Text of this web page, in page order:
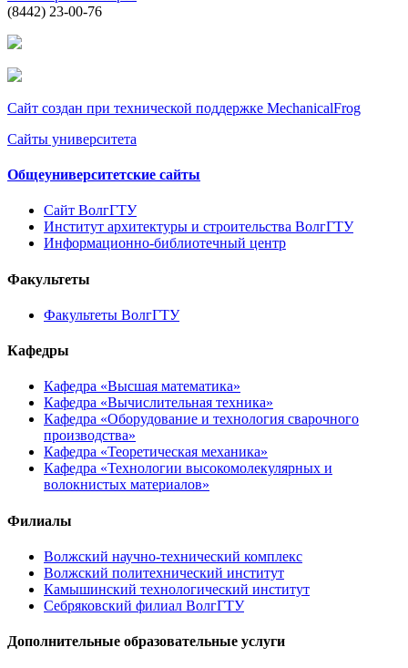
(8442) 23-00-76
Сайт создан при технической поддержке MechanicalFrog
Сайты университета
Общеуниверситетские сайты
Сайт ВолгГТУ
Институт архитектуры и строительства ВолгГТУ
Информационно-библиотечный центр
Факультеты
Факультеты ВолгГТУ
Кафедры
Кафедра «Высшая математика»
Кафедра «Вычислительная техника»
Кафедра «Оборудование и технология сварочного
производства»
Кафедра «Теоретическая механика»
Кафедра «Технологии высокомолекулярных и
волокнистых материалов»
Филиалы
Волжский научно-технический комплекс
Волжский политехнический институт
Камышинский технологический институт
Себряковский филиал ВолгГТУ
Дополнительные образовательные услуги